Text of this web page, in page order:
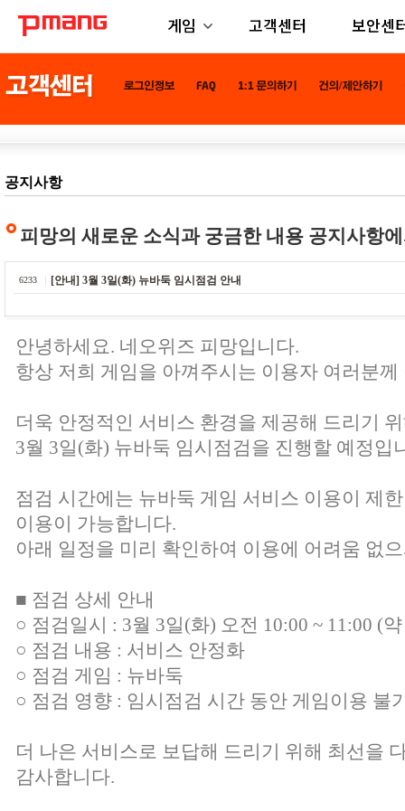
게임 고객센터 보안센
공지사항
피망의 새로운 소식과 궁금한 내용 공지사항
6233 [안내] 3월 3일(화) 뉴바둑 임시점검 안내
안녕하세요. 네오위즈 피망입니다.
항상 저희 게임을 아껴주시는 이용자 여러분
더욱 안정적인 서비스 환경을 제공해 드리기
3월 3일(화) 뉴바둑 임시점검을 진행할 예정입
점검 시간에는 뉴바둑 게임 서비스 이용이 제
이용이 가능합니다.
아래 일정을 미리 확인하여 이용에 어려움 없
■ 점검 상세 안내
○ 점검일시 : 3월 3일(화) 오전 10:00 ~ 11:00 (
○ 점검 내용 : 서비스 안정화
○ 점검 게임 : 뉴바둑
○ 점검 영향 : 임시점검 시간 동안 게임이용 불
더 나은 서비스로 보답해 드리기 위해 최선을
감사합니다.